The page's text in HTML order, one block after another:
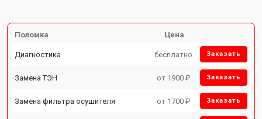
Поломка Цена
Диагностика бесплатно Заказать
Замена ТЭН от 1900 ₽ Заказать
Замена фильтра осушителя от 1700 ₽ Заказать